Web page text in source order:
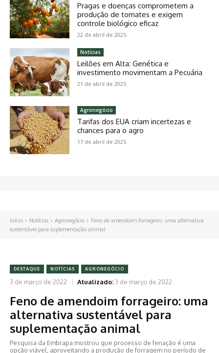
Pragas e doenças comprometem a
produção de tomates e exigem
controle biológico eficaz
22 de abril de 2025
Notícias
Leilões em Alta: Genética e
investimento movimentam a Pecuária
21 de abril de 2025
Agronegócio
Tarifas dos EUA criam incertezas e
chances para o agro
17 de abril de 2025